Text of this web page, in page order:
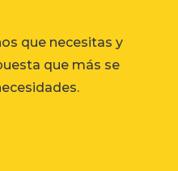
que necesitas y
que más se